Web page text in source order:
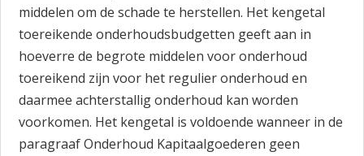
middelen om de schade te herstellen. Het kengetal
toereikende onderhoudsbudgetten geeft aan in
hoeverre de begrote middelen voor onderhoud
toereikend zijn voor het regulier onderhoud en
daarmee achterstallig onderhoud kan worden
voorkomen. Het kengetal is voldoende wanneer in de
paragraaf Onderhoud Kapitaalgoederen geen